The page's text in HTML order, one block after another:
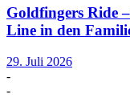
Goldfingers Ride
Line in den
29. Juli 2026
-
-